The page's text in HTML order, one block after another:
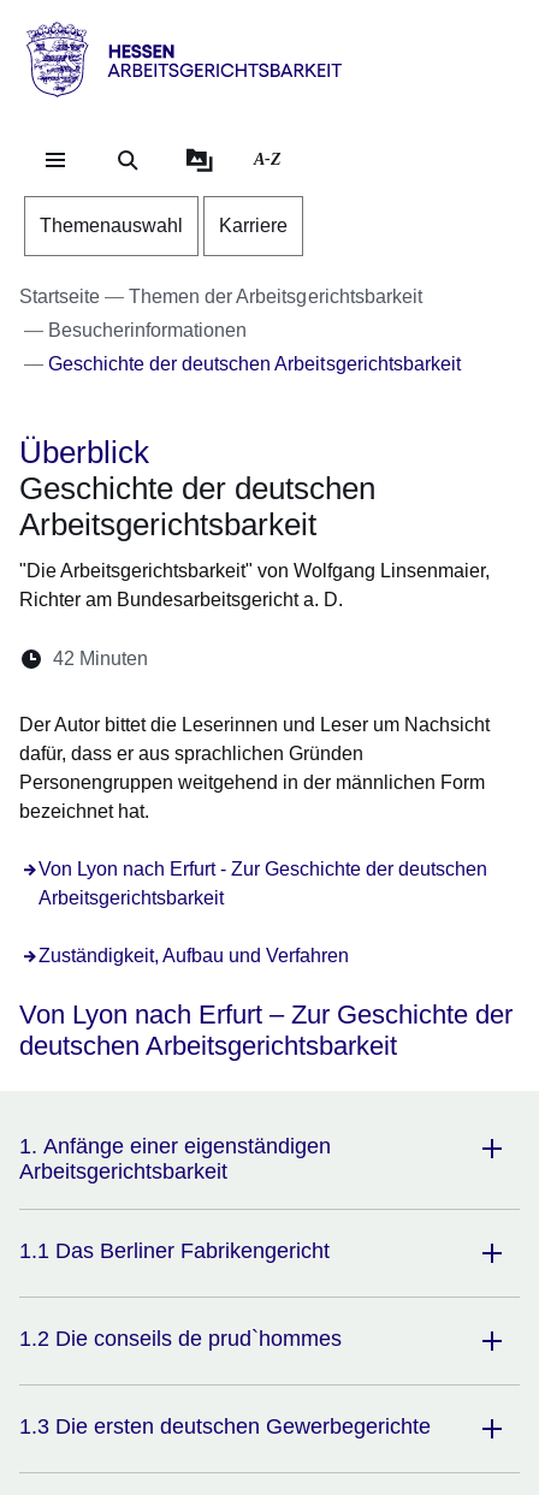
Direkt zum Kopf der
Direkt zum Inhalt
Direkt zum Fuß der
Hessen
ArbeitsgerichtsbarkeitA-Z
Themenauswahl Karriere
Startseite
Themen der Arbeitsgerichtsbarkeit
Besucherinformationen
Geschichte der deutschen Arbeitsgerichtsbarkeit
Überblick
Geschichte der deutschen
Arbeitsgerichtsbarkeit
"Die Arbeitsgerichtsbarkeit" von Wolfgang Linsenmaier,
Richter am Bundesarbeitsgericht a. D.
Lesedauer:
42 Minuten
Der Autor bittet die Leserinnen und Leser um Nachsicht
dafür, dass er aus sprachlichen Gründen
Personengruppen weitgehend in der männlichen Form
bezeichnet hat.
Von Lyon nach Erfurt - Zur Geschichte der deutschen
Arbeitsgerichtsbarkeit
Zuständigkeit, Aufbau und Verfahren
Von Lyon nach Erfurt – Zur Geschichte der
deutschen Arbeitsgerichtsbarkeit
1. Anfänge einer eigenständigen
Arbeitsgerichtsbarkeit
1.1 Das Berliner Fabrikengericht
1.2 Die conseils de prud`hommes
1.3 Die ersten deutschen Gewerbegerichte